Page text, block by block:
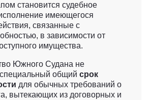
становится судебное
имеющегося
связанные с
в зависимости от
имущества.
Южного Судана не
общий срок
для обычных требований о
вытекающих из договорных и